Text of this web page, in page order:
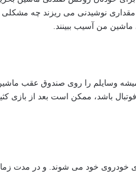
مقداری نوشیدنی می ریزند چه
من آسیب ببینند.
وسایلم را روی صندوق عقب
باشد، ممکن است بعد از بازی
خودروی خود می شوند. و در مدت